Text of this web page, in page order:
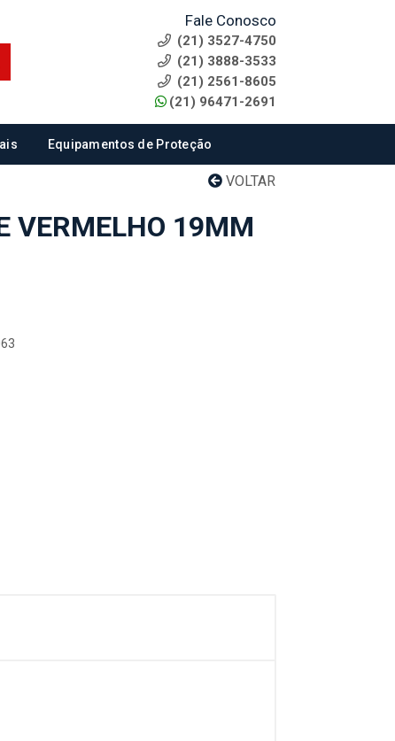
Fale Conosco
(21) 3527-4750
(21) 3888-3533
(21) 2561-8605
(21) 96471-2691
Equipamentos de Proteção
VOLTAR
VERMELHO 19MM